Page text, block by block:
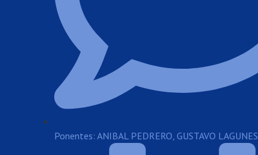
Ponentes: ANIBAL PEDRERO, GUSTAVO LAGUNES